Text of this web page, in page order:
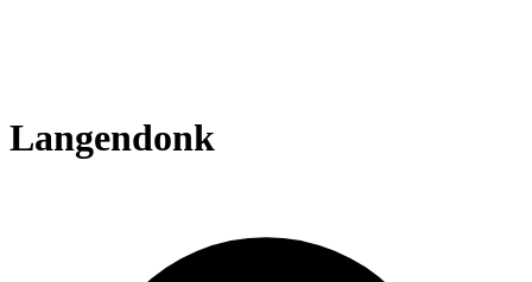
Langendonk